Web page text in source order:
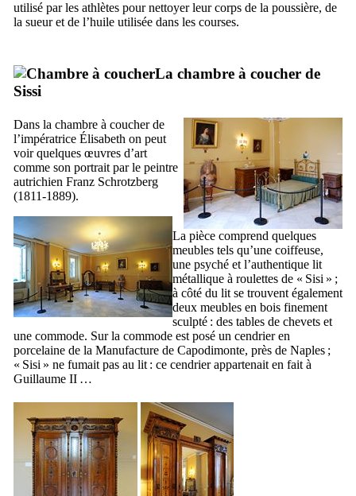
utilisé par les athlètes pour nettoyer leur corps de la poussière, de
la sueur et de l’huile utilisée dans les courses.
La chambre à coucher de
Sissi
Dans la chambre à coucher de
l’impératrice Élisabeth on peut
voir quelques œuvres d’art
comme son portrait par le peintre
autrichien Franz Schrotzberg
(1811-1889).
La pièce comprend quelques
meubles tels qu’une coiffeuse,
une psyché et l’authentique lit
métallique à roulettes de « Sisi » ;
à côté du lit se trouvent également
deux meubles en bois finement
sculpté : des tables de chevets et
une commode. Sur la commode est posé un cendrier en
porcelaine de la Manufacture de Capodimonte, près de Naples ;
« Sisi » ne fumait pas au lit : ce cendrier appartenait en fait à
Guillaume II …